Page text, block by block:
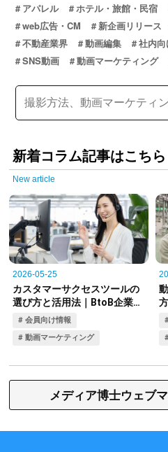
アパレル
ホテル・旅館・民宿
web広告・CM
新企画リリース
不動産業界
動画編集 社内
SNS動画
動画マーケティング
新着コラム記事はこちら
New article
メディア博士ウェブ